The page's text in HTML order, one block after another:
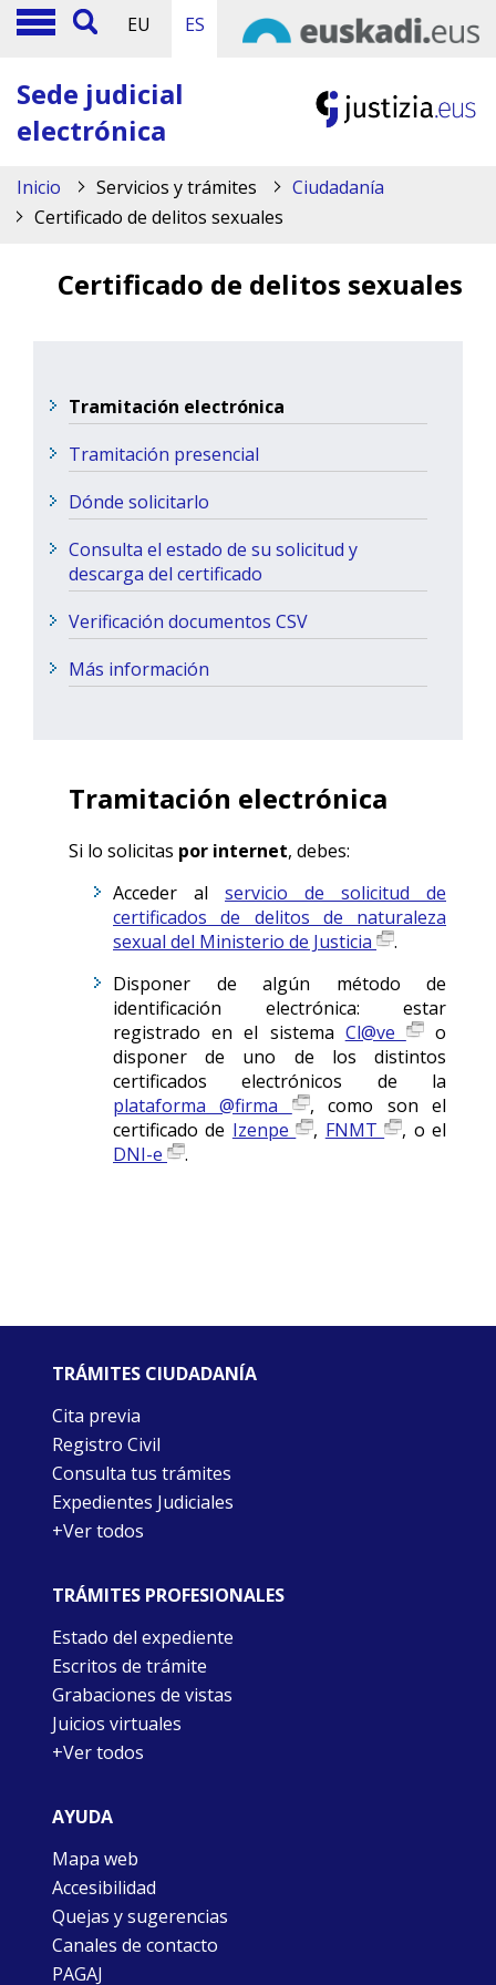
EU ES
Sede judicial
electrónica
Inicio Servicios y trámites
Ciudadanía
Certificado de delitos sexuales
Certificado de delitos sexuales
Tramitación electrónica
Tramitación presencial
Dónde solicitarlo
Consulta el estado de su solicitud y
descarga del certificado
Verificación documentos CSV
Más información
Tramitación electrónica
Si lo solicitas por internet, debes:
Acceder al servicio de solicitud de
certificados de delitos de naturaleza
sexual del Ministerio de Justicia
.
Disponer de algún método de
identificación electrónica: estar
registrado en el sistema Cl@ve
o
disponer de uno de los distintos
certificados electrónicos de la
plataforma @firma
, como son el
certificado de Izenpe , FNMT
, o el
DNI-e
.
TRÁMITES CIUDADANÍA
Cita previa
Registro Civil
Consulta tus trámites
Expedientes Judiciales
+Ver todos
TRÁMITES PROFESIONALES
Estado del expediente
Escritos de trámite
Grabaciones de vistas
Juicios virtuales
+Ver todos
AYUDA
Mapa web
Accesibilidad
Quejas y sugerencias
Canales de contacto
PAGAJ